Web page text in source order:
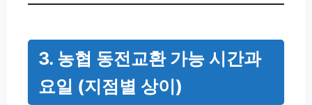
3. 농협 동전교환 가능 시간과
요일 (지점별 상이)